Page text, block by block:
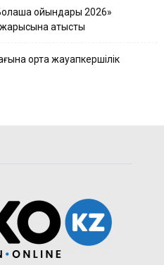
ойындары 2026»
қатысты
ортақ жауапкершілік